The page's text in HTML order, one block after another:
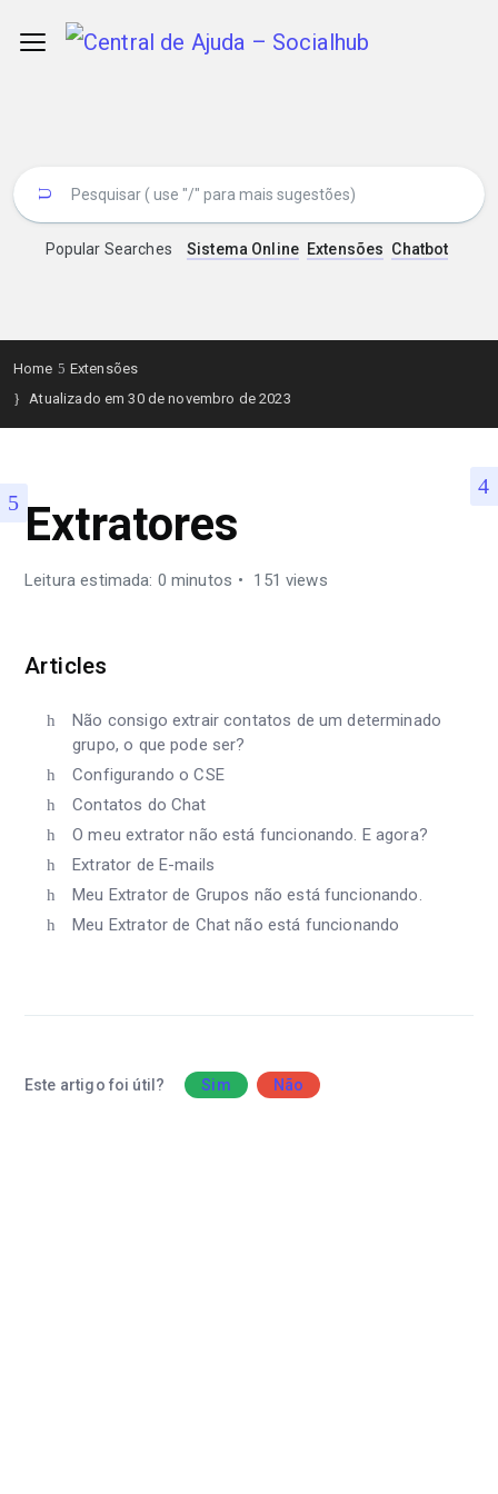
Popular Searches Sistema Online Extensões Chatbot
Home
Extensões
Atualizado em 30 de novembro de 2023
Extratores
Leitura estimada: 0 minutos 151 views
Articles
Não consigo extrair contatos de um determinado
grupo, o que pode ser?
Configurando o CSE
Contatos do Chat
O meu extrator não está funcionando. E agora?
Extrator de E-mails
Meu Extrator de Grupos não está funcionando.
Meu Extrator de Chat não está funcionando
Este artigo foi útil? Sim Não